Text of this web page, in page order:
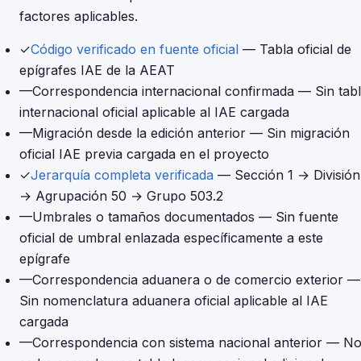
factores aplicables.
✓Código verificado en fuente oficial — Tabla oficial de
epígrafes IAE de la AEAT
—Correspondencia internacional confirmada — Sin
internacional oficial aplicable al IAE cargada
—Migración desde la edición anterior — Sin migración
oficial IAE previa cargada en el proyecto
✓Jerarquía completa verificada — Sección 1 →
→ Agrupación 50 → Grupo 503.2
—Umbrales o tamaños documentados — Sin fuente
oficial de umbral enlazada específicamente a este
epígrafe
—Correspondencia aduanera o de comercio exterior —
Sin nomenclatura aduanera oficial aplicable al IAE
cargada
—Correspondencia con sistema nacional anterior — No